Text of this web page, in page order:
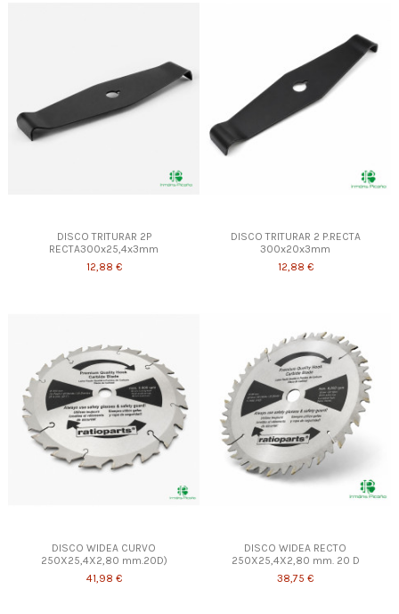
DISCO TRITURAR 2P
RECTA300x25,4x3mm
12,88 €
DISCO TRITURAR 2 P.RECTA
300x20x3mm
12,88 €
DISCO WIDEA CURVO
250X25,4X2,80 mm.20D)
41,98 €
DISCO WIDEA RECTO
250X25,4X2,80 mm. 20 D
38,75 €